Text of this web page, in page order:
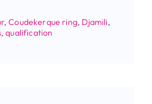
,Coudekerque ring, Djamili,
,qualification